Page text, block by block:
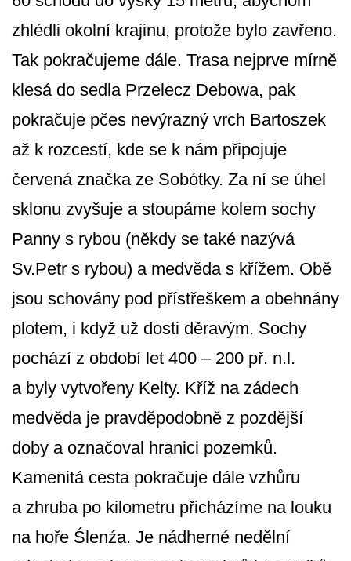
zhlédli okolní krajinu, protože bylo zavřeno.
Tak pokračujeme dále. Trasa nejprve mírně
klesá do sedla Przelecz Debowa, pak
pokračuje pčes nevýrazný vrch Bartoszek
až k rozcestí, kde se k nám připojuje
červená značka ze Sobótky. Za ní se úhel
sklonu zvyšuje a stoupáme kolem sochy
Panny s rybou (někdy se také nazývá
Sv.Petr s rybou) a medvěda s křížem. Obě
jsou schovány pod přístřeškem a obehnány
plotem, i když už dosti děravým. Sochy
pochází z období let 400 – 200 př. n.l.
a byly vytvořeny Kelty. Kříž na zádech
medvěda je pravděpodobně z pozdější
doby a označoval hranici pozemků.
Kamenitá cesta pokračuje dále vzhůru
a zhruba po kilometru přicházíme na louku
na hoře Ślenźa. Je nádherné nedělní